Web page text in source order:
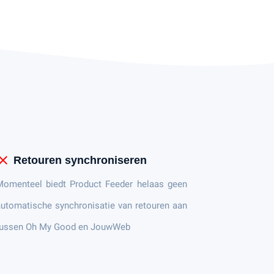
Retouren synchroniseren
biedt Product Feeder helaas geen
synchronisatie van retouren aan
Oh My Good en JouwWeb